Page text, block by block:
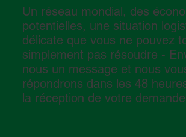
Un réseau mondial, des
potentielles, une situation
délicate que vous ne pouvez
simplement pas résoudre -
nous un message et nous
répondrons dans les 48
la réception de votre